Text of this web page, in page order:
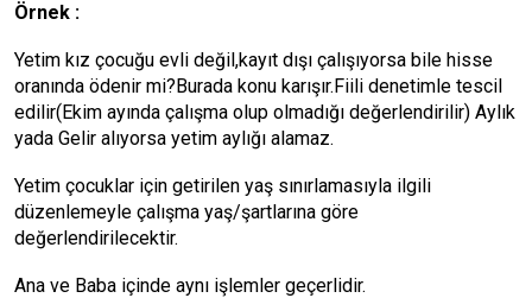
Örnek :
Yetim kız çocuğu evli değil,kayıt dışı çalışıyorsa bile hisse
oranında ödenir mi?Burada konu karışır.Fiili denetimle tescil
edilir(Ekim ayında çalışma olup olmadığı değerlendirilir) Aylık
yada Gelir alıyorsa yetim aylığı alamaz.
Yetim çocuklar için getirilen yaş sınırlamasıyla ilgili
düzenlemeyle çalışma yaş/şartlarına göre
değerlendirilecektir.
Ana ve Baba içinde aynı işlemler geçerlidir.